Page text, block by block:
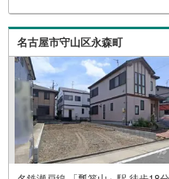
動産業者間で不動産
全域や、その他隣接
根営業所】○地下鉄名
○お子様が遊べるキ
名古屋市守山区永森町